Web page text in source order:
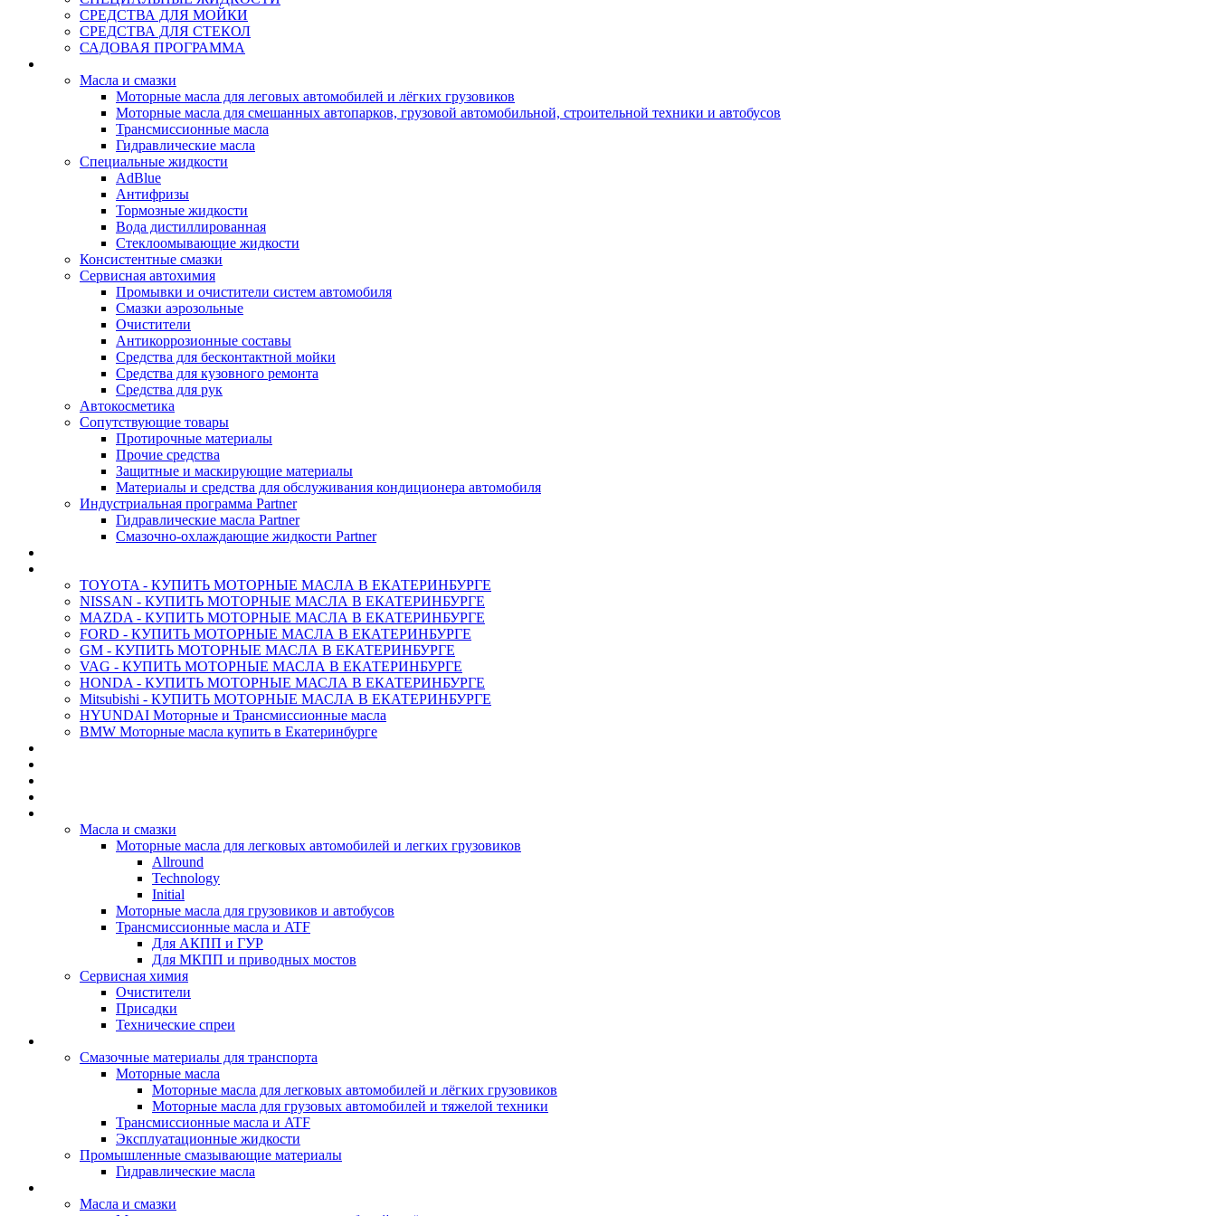
СРЕДСТВА ДЛЯ МОЙКИ
СРЕДСТВА ДЛЯ СТЕКОЛ
САДОВАЯ ПРОГРАММА
Масла и смазки
Моторные масла для леговых автомобилей и лёгких грузовиков
Моторные масла для смешанных автопарков, грузовой автомобильной, строительной техники и автобусов
Трансмиссионные масла
Гидравлические масла
Специальные жидкости
AdBlue
Антифризы
Тормозные жидкости
Вода дистиллированная
Стеклоомывающие жидкости
Консистентные смазки
Сервисная автохимия
Промывки и очистители систем автомобиля
Смазки аэрозольные
Очистители
Антикоррозионные составы
Средства для бесконтактной мойки
Средства для кузовного ремонта
Средства для рук
Автокосметика
Сопутствующие товары
Протирочные материалы
Прочие средства
Защитные и маскирующие материалы
Материалы и средства для обслуживания кондиционера автомобиля
Индустриальная программа Partner
Гидравлические масла Partner
Смазочно-охлаждающие жидкости Partner
TOYOTA - КУПИТЬ МОТОРНЫЕ МАСЛА В ЕКАТЕРИНБУРГЕ
NISSAN - КУПИТЬ МОТОРНЫЕ МАСЛА В ЕКАТЕРИНБУРГЕ
MAZDA - КУПИТЬ МОТОРНЫЕ МАСЛА В ЕКАТЕРИНБУРГЕ
FORD - КУПИТЬ МОТОРНЫЕ МАСЛА В ЕКАТЕРИНБУРГЕ
GM - КУПИТЬ МОТОРНЫЕ МАСЛА В ЕКАТЕРИНБУРГЕ
VAG - КУПИТЬ МОТОРНЫЕ МАСЛА В ЕКАТЕРИНБУРГЕ
HONDA - КУПИТЬ МОТОРНЫЕ МАСЛА В ЕКАТЕРИНБУРГЕ
Mitsubishi - КУПИТЬ МОТОРНЫЕ МАСЛА В ЕКАТЕРИНБУРГЕ
HYUNDAI Моторные и Трансмиссионные масла
BMW Моторные масла купить в Екатеринбурге
Масла и смазки
Моторные масла для легковых автомобилей и легких грузовиков
Allround
Technology
Initial
Моторные масла для грузовиков и автобусов
Трансмиссионные масла и ATF
Для АКПП и ГУР
Для МКПП и приводных мостов
Сервисная химия
Очистители
Присадки
Технические спреи
Смазочные материалы для транспорта
Моторные масла
Моторные масла для легковых автомобилей и лёгких грузовиков
Моторные масла для грузовых автомобилей и тяжелой техники
Трансмиссионные масла и ATF
Эксплуатационные жидкости
Промышленные смазывающие материалы
Гидравлические масла
Масла и смазки